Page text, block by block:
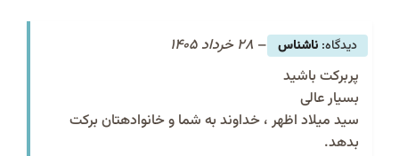
ناشناس – 28 خرداد 1405
پربرکت باشید
بسیار عالی
سید میلاد اظهر ، خداوند به شما و خانوادهتان برکت
بدهد.